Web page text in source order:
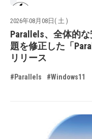
2026年08月08日( 土 )
Parallels、全体的
題を修正した「
リリース
#Parallels #Windows11